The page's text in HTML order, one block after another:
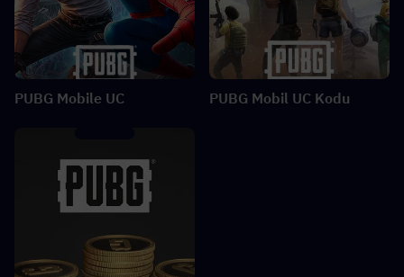
PUBG Mobile UC PUBG Mobil UC Kodu